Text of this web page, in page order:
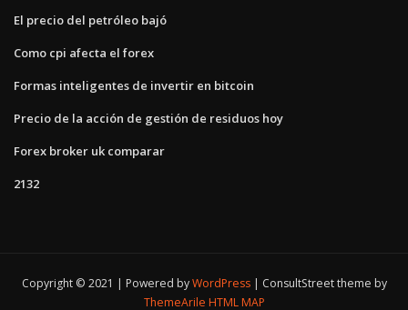
El precio del petróleo bajó
Como cpi afecta el forex
Formas inteligentes de invertir en bitcoin
Precio de la acción de gestión de residuos hoy
Forex broker uk comparar
2132
Copyright © 2021 | Powered byWordPress
ConsultStreet theme by
ThemeArile HTML MAP